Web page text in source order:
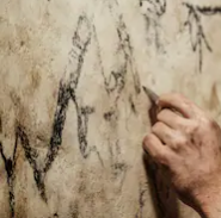
Clima
Mundial 2026
Eventos Corporativos
El Cronista Studio
Mediakit